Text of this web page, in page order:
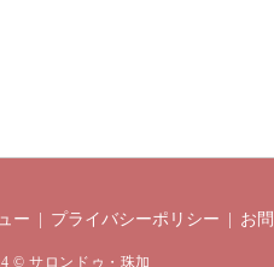
ー プライバシーポリシー お
© サロンドゥ・珠加